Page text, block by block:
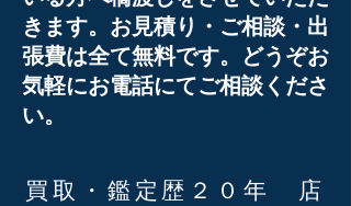
きます。お見積り・ご相談・出
張費は全て無料です。どうぞお
気軽にお電話にてご相談くださ
い。
買取・鑑定歴２０年 店